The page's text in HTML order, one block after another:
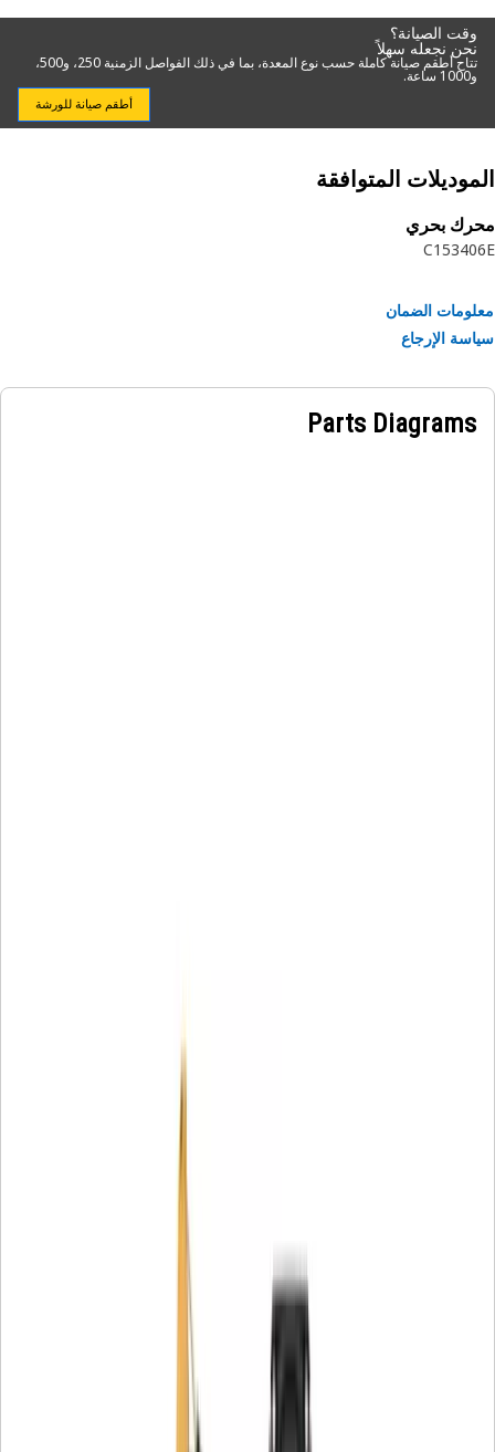
وقت الصيانة؟
نحن نجعله سهلاً
تتاح أطقم صيانة كاملة حسب نوع المعدة، بما في ذلك الفواصل الزمنية 250، و500،
أطقم صيانة للورشة
المتوافقة
بحري
C15
الضمان
الإرجاع
Parts Diagrams